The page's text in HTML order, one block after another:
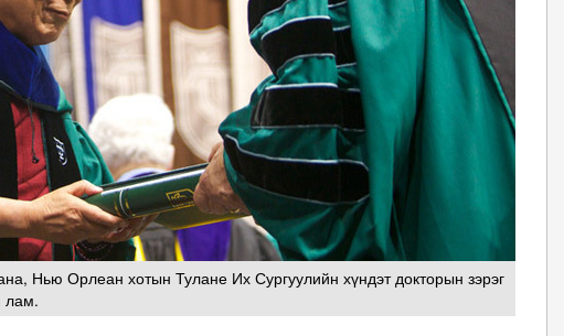
Нью Орлеан хотын Тулане Их Сургуулийн хүндэт докторын зэрэг
лам.